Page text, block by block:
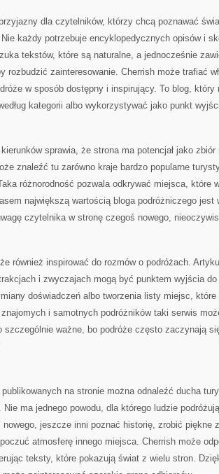
dla czytelników, którzy chcą poznawać
każdy potrzebuje encyklopedycznych opisów i
tekstów, które są naturalne, a jednocześnie
rozbudzić zainteresowanie. Cherrish może trafiać
w sposób dostępny i inspirujący. To blog,
kategorii albo wykorzystywać jako punkt
sprawia, że strona ma potencjał jako
znaleźć tu zarówno kraje bardzo popularne
różnorodność pozwala odkrywać miejsca, które
największą wartością bloga podróżniczego jest
czytelnika w stronę czegoś nowego,
również inspirować do rozmów o podróżach.
i zwyczajach mogą być punktem wyjścia do
doświadczeń albo tworzenia listy miejsc,
znajomych i samotnych podróżników taki serwis
szczególnie ważne, bo podróże często zaczynają
na stronie można odnaleźć ducha
Nie ma jednego powodu, dla którego ludzie
jeszcze inni poznać historię, zrobić piękne
atmosferę innego miejsca. Cherrish może
teksty, które pokazują świat z wielu stron.